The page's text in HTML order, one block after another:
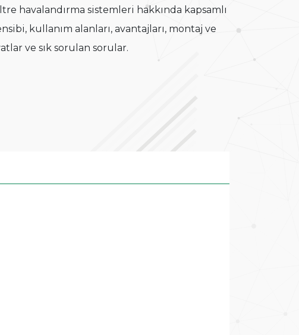
havalandırma sistemleri hakkında kapsamlı
kullanım alanları, avantajları, montaj ve
ve sık sorulan sorular.